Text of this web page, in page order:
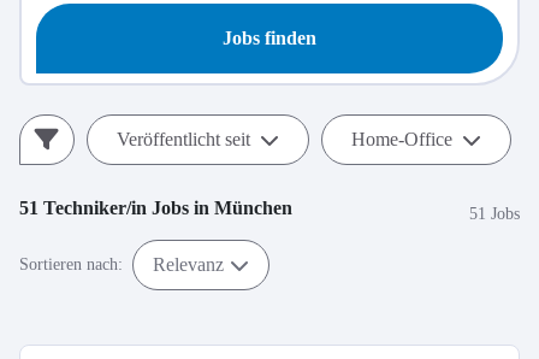
Jobs finden
Veröffentlicht seit Home-Office
51 Techniker/in Jobs in München 51 Jobs
Sortieren nach: Relevanz